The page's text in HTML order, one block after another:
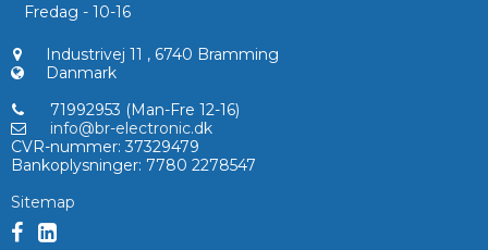
Fredag - 10-16
Industrivej 11 , 6740 Bramming
Danmark
71992953 (Man-Fre 12-16)
info@br-electronic.dk
CVR-nummer: 37329479
Bankoplysninger: 7780 2278547
Sitemap